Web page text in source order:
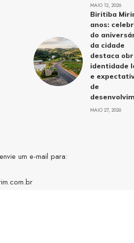
MAIO 12, 2026
Biritiba
anos:
do
da cidade
destaca
identidade
e
de
MAIO 27, 2026
um e-mail para: